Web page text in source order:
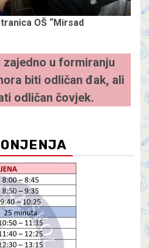
OŠ “Mirsad
u formiranju
biti odličan đak, ali
odličan čovjek.